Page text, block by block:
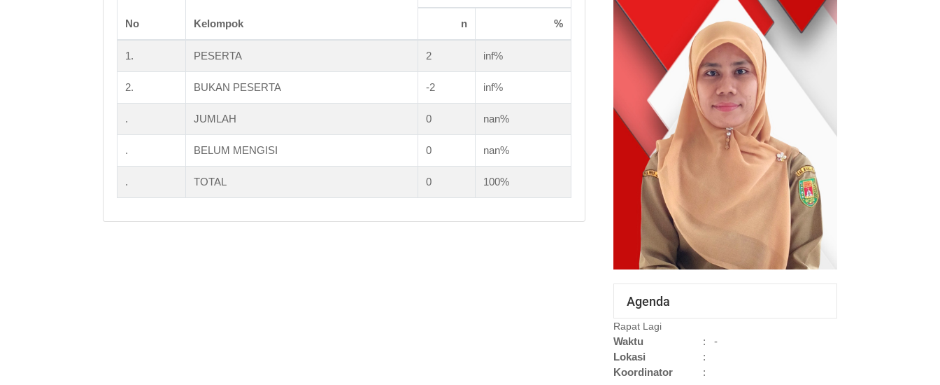
No Kelompok n %
1. PESERTA 2 inf%
2. BUKAN PESERTA -2 inf%
. JUMLAH 0 nan%
. BELUM MENGISI 0 nan%
. TOTAL 0 100%
Agenda
Rapat Lagi
Waktu :
-
Lokasi
:
Koordinator
: